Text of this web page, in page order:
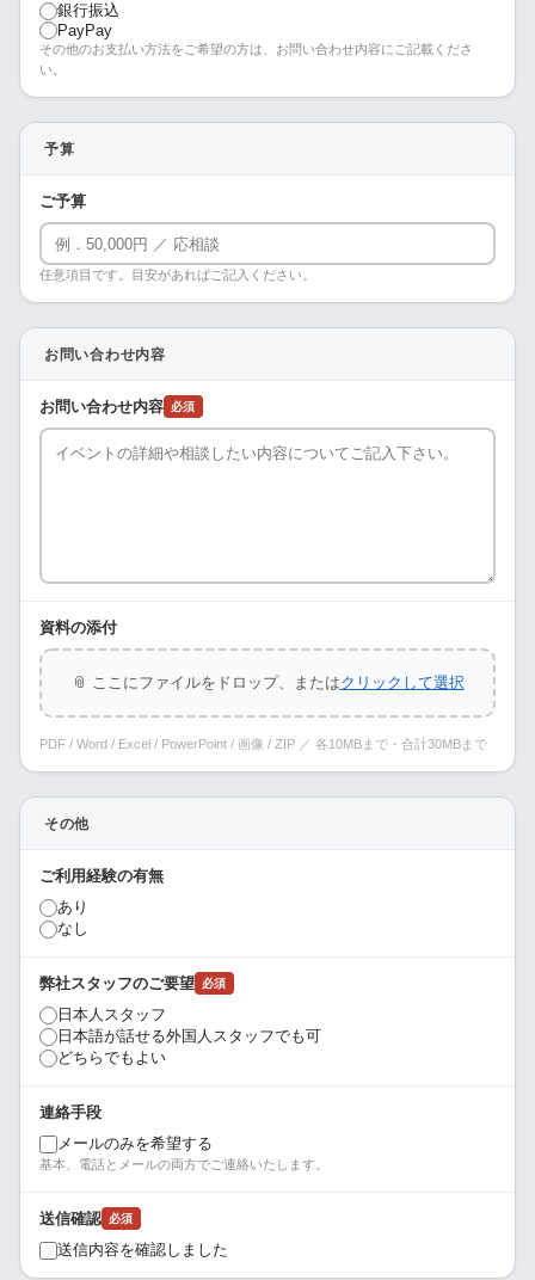
銀行振込
PayPay
その他のお支払い方法をご希望の方は、お問い合わせ内容にご記載くださ
い。
予算
ご予算
任意項目です。目安があればご記入ください。
お問い合わせ内容
お問い合わせ内容 必須
資料の添付
📎 ここにファイルをドロップ、またはクリックして選択
PDF / Word / Excel / PowerPoint / 画像 / ZIP ／ 各10MBまで・合計30MBまで
その他
ご利用経験の有無
あり
なし
弊社スタッフのご要望 必須
日本人スタッフ
日本語が話せる外国人スタッフでも可
どちらでもよい
連絡手段
メールのみを希望する
基本、電話とメールの両方でご連絡いたします。
送信確認 必須
送信内容を確認しました